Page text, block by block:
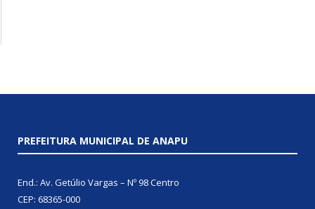
PREFEITURA MUNICIPAL DE ANAPU
End.: Av. Getúlio Vargas – Nº 98 Centro
CEP: 68365-000